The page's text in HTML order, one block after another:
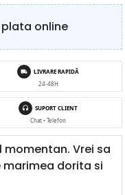
online
LIVRARE RAPIDĂ
24-48H
SUPORT CLIENT
Chat • Telefon
Vrei sa
marimea dorita si